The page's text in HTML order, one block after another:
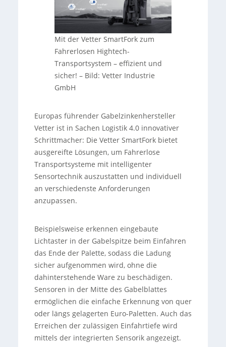
Mit der Vetter SmartFork zum
Fahrerlosen Hightech-
Transportsystem – effizient und
sicher! – Bild: Vetter Industrie
GmbH
Europas führender Gabelzinkenhersteller
Vetter ist in Sachen Logistik 4.0 innovativer
Schrittmacher: Die Vetter SmartFork bietet
ausgereifte Lösungen, um Fahrerlose
Transportsysteme mit intelligenter
Sensortechnik auszustatten und individuell
an verschiedenste Anforderungen
anzupassen.
Beispielsweise erkennen eingebaute
Lichtaster in der Gabelspitze beim Einfahren
das Ende der Palette, sodass die Ladung
sicher aufgenommen wird, ohne die
dahinterstehende Ware zu beschädigen.
Sensoren in der Mitte des Gabelblattes
ermöglichen die einfache Erkennung von quer
oder längs gelagerten Euro-Paletten. Auch das
Erreichen der zulässigen Einfahrtiefe wird
mittels der integrierten Sensorik angezeigt.